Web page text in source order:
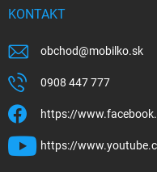
KONTAKT
obchod@mobilko.sk
0908 447 777
https://
https://